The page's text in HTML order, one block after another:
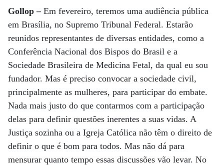
Gollop –Em fevereiro, teremos uma audiência pública
em Brasília, no Supremo Tribunal Federal. Estarão
reunidos representantes de diversas entidades, como a
Conferência Nacional dos Bispos do Brasil e a
Sociedade Brasileira de Medicina Fetal, da qual eu sou
fundador. Mas é preciso convocar a sociedade civil,
principalmente as mulheres, para participar do embate.
Nada mais justo do que contarmos com a participação
delas para definir questões inerentes a suas vidas. A
Justiça sozinha ou a Igreja Católica não têm o direito de
definir o que é bom para todos. Mas não dá para
mensurar quanto tempo essas discussões vão levar. No